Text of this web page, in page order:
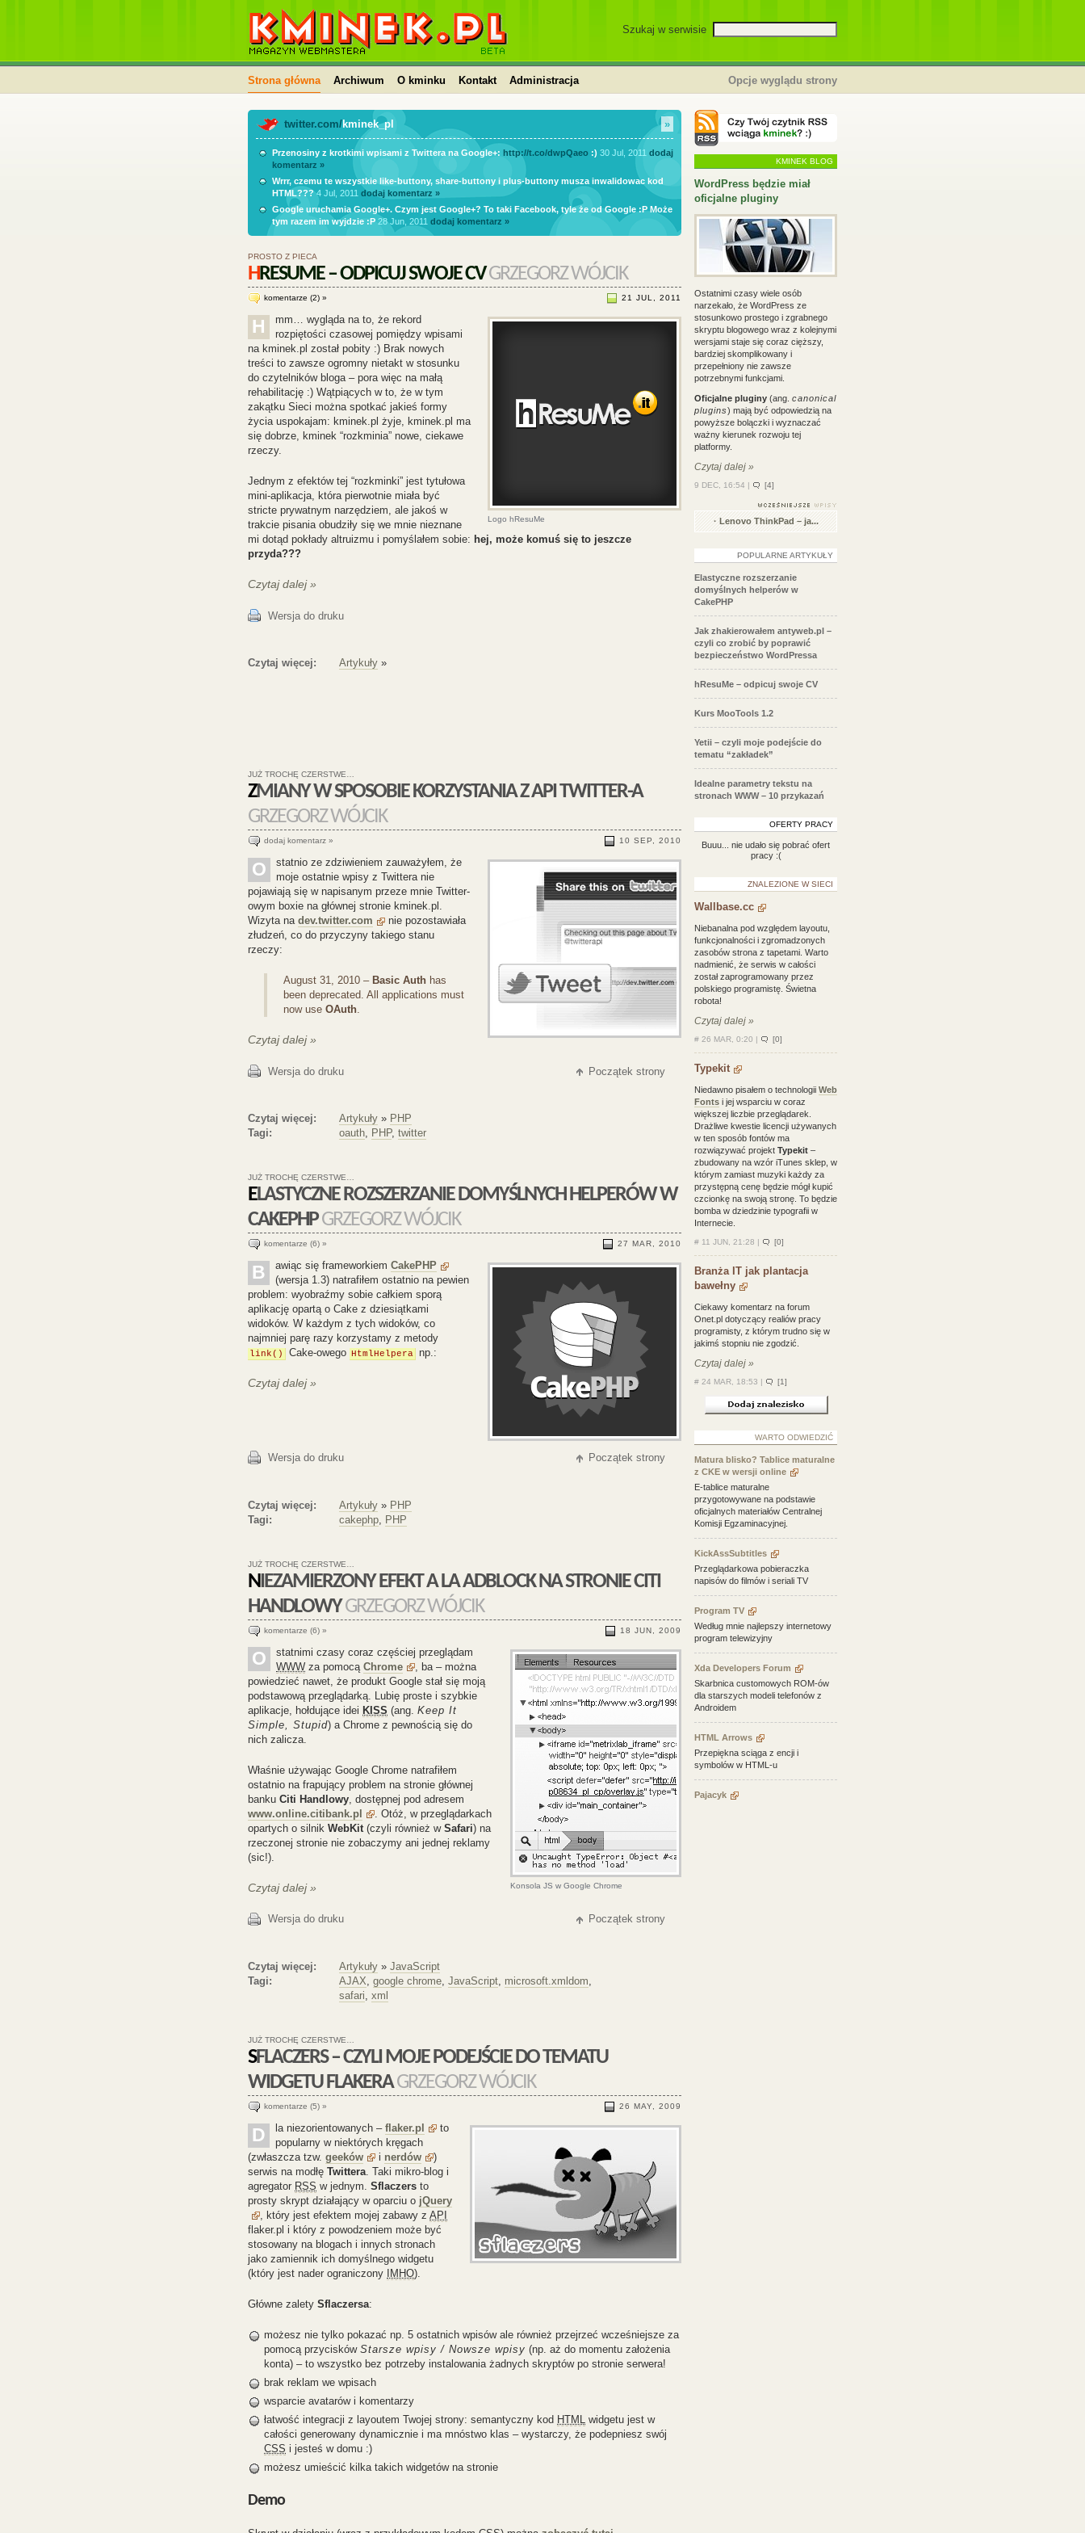
kminek.pl | HTML, PHP, CSS, JavaScript, WordPress,
kursy, skrypty, blog
Szukaj w serwisie
Strona główna Archiwum O kminku Kontakt Administracja Opcje wyglądu strony
twitter.com/kminek_pl »
Przenosiny z krotkimi wpisami z Twittera na Google+: http://t.co/dwpQaeo :) 30 Jul, 2011 dodaj
komentarz »
Wrrr, czemu te wszystkie like-buttony, share-buttony i plus-buttony musza inwalidowac kod
HTML???4 Jul, 2011 dodaj komentarz »
Google uruchamia Google+. Czym jest Google+? To taki Facebook, tyle że od Google :P Może
tym razem im wyjdzie :P 28 Jun, 2011 dodaj komentarz »
PROSTO Z PIECA
HRESUME – ODPICUJ SWOJE CVGRZEGORZ WÓJCIK
komentarze (2) » 21 JUL, 2011
Logo hResuMe
H
mm… wygląda na to, że rekord
rozpiętości czasowej pomiędzy wpisami
na kminek.pl został pobity :) Brak nowych
treści to zawsze ogromny nietakt w stosunku
do czytelników bloga – pora więc na małą
rehabilitację :) Wątpiących w to, że w tym
zakątku Sieci można spotkać jakieś formy
życia uspokajam: kminek.pl żyje, kminek.pl ma
się dobrze, kminek “rozkminia” nowe, ciekawe
rzeczy.
Jednym z efektów tej “rozkminki” jest tytułowa
mini-aplikacja, która pierwotnie miała być
stricte prywatnym narzędziem, ale jakoś w
trakcie pisania obudziły się we mnie nieznane
mi dotąd pokłady altruizmu i pomyślałem sobie: hej, może komuś się to jeszcze
przyda???
Czytaj dalej »
Wersja do druku
Czytaj więcej: Artykuły»
JUŻ TROCHĘ CZERSTWE…
ZMIANY W SPOSOBIE KORZYSTANIA Z API TWITTER-A
GRZEGORZ WÓJCIK
dodaj komentarz » 10 SEP, 2010
O
statnio ze zdziwieniem zauważyłem, że
moje ostatnie wpisy z Twittera nie
pojawiają się w napisanym przeze mnie Twitter-
owym boxie na głównej stronie kminek.pl.
Wizyta na dev.twitter.com
nie pozostawiała
złudzeń, co do przyczyny takiego stanu
rzeczy:
August 31, 2010 – Basic Auth has
been deprecated. All applications must
now use OAuth.
Czytaj dalej »
Wersja do druku Początek strony
Czytaj więcej: Artykuły» PHP
Tagi:
oauth, PHP, twitter
JUŻ TROCHĘ CZERSTWE…
ELASTYCZNE ROZSZERZANIE DOMYŚLNYCH HELPERÓW W
CAKEPHPGRZEGORZ WÓJCIK
komentarze (6) » 27 MAR, 2010
B awiąc się frameworkiem CakePHP
(wersja 1.3) natrafiłem ostatnio na pewien
problem: wyobraźmy sobie całkiem sporą
aplikację opartą o Cake z dziesiątkami
widoków. W każdym z tych widoków, co
najmniej parę razy korzystamy z metody
link() Cake-owego HtmlHelpera np.:
Czytaj dalej »
Wersja do druku Początek strony
Czytaj więcej: Artykuły» PHP
Tagi:
cakephp, PHP
JUŻ TROCHĘ CZERSTWE…
NIEZAMIERZONY EFEKT A LA ADBLOCK NA STRONIE CITI
HANDLOWYGRZEGORZ WÓJCIK
komentarze (6) » 18 JUN, 2009
Konsola JS w Google Chrome
O
statnimi czasy coraz częściej przeglądam
WWW za pomocą Chrome
, ba – można
powiedzieć nawet, że produkt Google stał się moją
podstawową przeglądarką. Lubię proste i szybkie
aplikacje, hołdujące idei KISS (ang. Keep It
Simple, Stupid) a Chrome z pewnością się do
nich zalicza.
Właśnie używając Google Chrome natrafiłem
ostatnio na frapujący problem na stronie głównej
banku Citi Handlowy , dostępnej pod adresem
www.online.citibank.pl
. Otóż, w przeglądarkach
opartych o silnik WebKit (czyli również w Safari) na
rzeczonej stronie nie zobaczymy ani jednej reklamy
(sic!).
Czytaj dalej »
Wersja do druku Początek strony
Czytaj więcej: Artykuły» JavaScript
Tagi:
AJAX google chrome, JavaScript, microsoft.xmldom
safari xml
JUŻ TROCHĘ CZERSTWE…
SFLACZERS – CZYLI MOJE PODEJŚCIE DO TEMATU
WIDGETU FLAKERAGRZEGORZ WÓJCIK
komentarze (5) » 26 MAY, 2009
D la niezorientowanych – flaker.pl
to
popularny w niektórych kręgach
(zwłaszcza tzw. geeków i nerdów
)
serwis na modłę Twittera . Taki mikro-blog i
agregator RSS w jednym. Sflaczers to
prosty skrypt działający w oparciu o jQuery
, który jest efektem mojej zabawy z API
flaker.pl i który z powodzeniem może być
stosowany na blogach i innych stronach
jako zamiennik ich domyślnego widgetu
(który jest nader ograniczony IMHO).
Główne zalety Sflaczersa:
możesz nie tylko pokazać np. 5 ostatnich wpisów ale również przejrzeć wcześniejsze za
pomocą przycisków Starsze wpisy / Nowsze wpisy (np. aż do momentu założenia
konta) – to wszystko bez potrzeby instalowania żadnych skryptów po stronie serwera!
brak reklam we wpisach
wsparcie avatarów i komentarzy
łatwość integracji z layoutem Twojej strony: semantyczny kod HTML widgetu jest w
całości generowany dynamicznie i ma mnóstwo klas – wystarczy, że podepniesz swój
CSS i jesteś w domu :)
możesz umieścić kilka takich widgetów na stronie
Demo
KMINEK BLOG
WordPress będzie miał
oficjalne pluginy
Ostatnimi czasy wiele osób
narzekało, że WordPress ze
stosunkowo prostego i zgrabnego
skryptu blogowego wraz z kolejnymi
wersjami staje się coraz cięższy,
bardziej skomplikowany i
przepełniony nie zawsze
potrzebnymi funkcjami.
Oficjalne pluginy (ang.canonical
plugins) mają być odpowiedzią na
powyższe bolączki i wyznaczać
ważny kierunek rozwoju tej
platformy.
Czytaj dalej »
9 DEC, 16:54 | [4]
· Lenovo ThinkPad – ja...
POPULARNE ARTYKUŁY
Elastyczne rozszerzanie
domyślnych helperów w
CakePHP
Jak zhakierowałem antyweb.pl –
czyli co zrobić by poprawić
bezpieczeństwo WordPressa
hResuMe – odpicuj swoje CV
Kurs MooTools 1.2
Yetii – czyli moje podejście do
tematu “zakładek”
Idealne parametry tekstu na
stronach WWW – 10 przykazań
OFERTY PRACY
Buuu... nie udało się pobrać ofert
pracy :(
ZNALEZIONE W SIECI
Wallbase.cc
Niebanalna pod względem layoutu,
funkcjonalności i zgromadzonych
zasobów strona z tapetami. Warto
nadmienić, że serwis w całości
został zaprogramowany przez
polskiego programistę. Świetna
robota!
Czytaj dalej »
# 26 MAR, 0:20 | [0]
Typekit
Niedawno pisałem o technologiiWeb
Fonts i jej wsparciu w coraz
większej liczbie przeglądarek.
Drażliwe kwestie licencji używanych
w ten sposób fontów ma
rozwiązywać projektTypekit –
zbudowany na wzór iTunes sklep, w
którym zamiast muzyki każdy za
przystępną cenę będzie mógł kupić
czcionkę na swoją stronę. To będzie
bomba w dziedzinie typografii w
Internecie.
# 11 JUN, 21:28 | [0]
Branża IT jak plantacja
bawełny
Ciekawy komentarz na forum
Onet.pl dotyczący realiów pracy
programisty, z którym trudno się w
jakimś stopniu nie zgodzić.
Czytaj dalej »
# 24 MAR, 18:53 | [1]
WARTO ODWIEDZIĆ
Matura blisko? Tablice maturalne
z CKE w wersji online
E-tablice maturalne
przygotowywane na podstawie
oficjalnych materiałów Centralnej
Komisji Egzaminacyjnej.
KickAssSubtitles
Przeglądarkowa pobieraczka
napisów do filmów i seriali TV
Program TV
Według mnie najlepszy internetowy
program telewizyjny
Xda Developers Forum
Skarbnica customowych ROM-ów
dla starszych modeli telefonów z
Androidem
HTML Arrows
Przepiękna sciąga z encji i
symbolów w HTML-u
Pajacyk